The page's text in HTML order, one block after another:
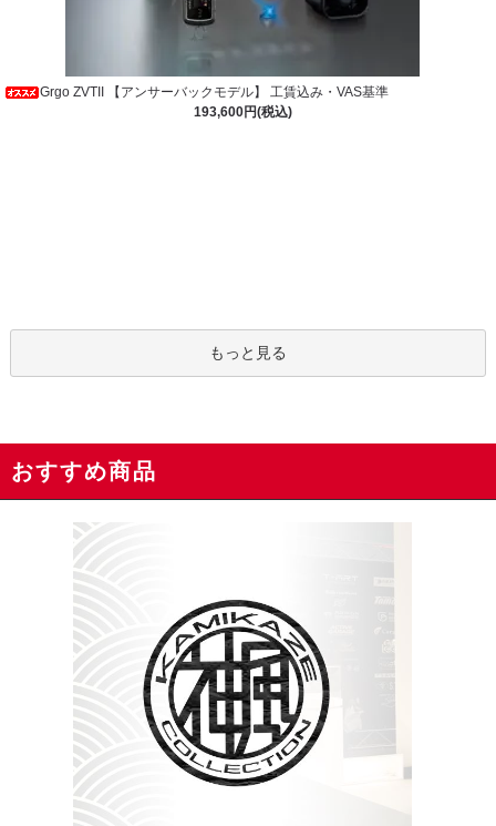
Grgo ZVTII 【アンサーバックモデル】 工賃込み・VAS基準
193,600円(税込)
もっと見る
おすすめ商品